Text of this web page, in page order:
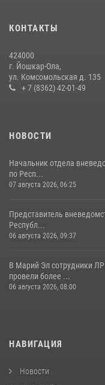
КОНТАКТЫ
424000
г. Йошкар-Ола,
ул. Комсомольская д. 135
+ 7 (8362) 42-01-49
НОВОСТИ
Начальник отдела
по Респ...
07 августа 2026, 06:25
Представитель
Республ...
06 августа 2026, 09:37
В Марий Эл сотрудники
провели более ...
06 августа 2026, 08:00
НАВИГАЦИЯ
Новости